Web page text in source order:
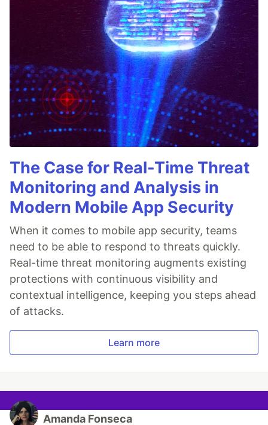
The Case for Real-Time Threat
Monitoring and Analysis in
Modern Mobile App Security
When it comes to mobile app security, teams
need to be able to respond to threats quickly.
Real-time threat monitoring augments existing
protections with continuous visibility and
contextual intelligence, keeping you steps ahead
of attacks.
Learn more
Amanda Fonseca